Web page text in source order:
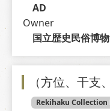
AD
Owner
国立歴史民俗博
（方位、干支